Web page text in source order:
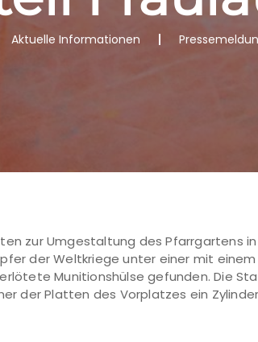
Aktuelle Informationen
zur Umgestaltung des Pfarrgartens
der Weltkriege unter einer mit
Munitionshülse gefunden. Die
der Platten des Vorplatzes ein